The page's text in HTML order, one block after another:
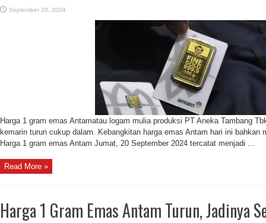
September 20, 2024
Harga 1 gram emas Antamatau logam mulia produksi PT Aneka Tambang
kemarin turun cukup dalam. Kebangkitan harga emas Antam hari ini bahkan
Harga 1 gram emas Antam Jumat, 20 September 2024 tercatat menjadi ...
Read More »
Harga 1 Gram Emas Antam Turun, Jadinya